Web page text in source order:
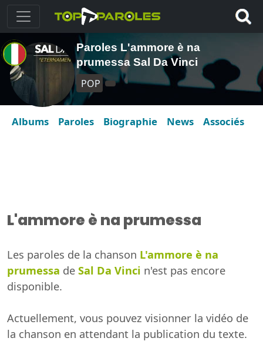
Paroles L'ammore è na
prumessa Sal Da Vinci
POP
Albums Paroles Biographie News Associés
L'ammore è na prumessa
Les paroles de la chanson L'ammore è na
prumessa de Sal Da Vinci n'est pas encore
disponible.
Actuellement, vous pouvez visionner la vidéo de
la chanson en attendant la publication du texte.